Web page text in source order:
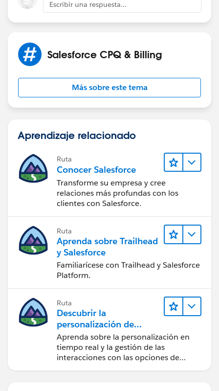
Escribir una respuesta...
Salesforce CPQ & Billing
Más sobre este tema
Aprendizaje relacionado
Ruta
Conocer Salesforce
Transforme su empresa y cree
relaciones más profundas con los
clientes con Salesforce.
Ruta
Aprenda sobre Trailhead
y Salesforce
Familiarícese con Trailhead y Salesforce
Platform.
Ruta
Descubrir la
personalización de
Salesforce
Aprenda sobre la personalización en
tiempo real y la gestión de las
interacciones con las opciones de
Marketing Cloud Personalization.